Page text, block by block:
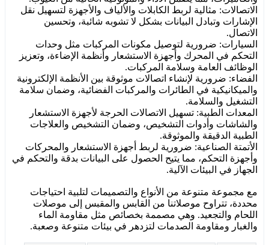
الاتصالات: مثالية لربط الكابلات والألياف والأجهزة لتسهيل نقل
الإشارات وتبادل البيانات بشكل لا تشوبه شائبة، وتحسين
الاتصال.
السيارات: ضرورية لتوصيل مكونات المركبات مثل وحدات
التحكم في المحرك وأجهزة الاستشعار وأنظمة الإضاءة، وتعزيز
الوظائف العامة وسلامة المركبات.
الفضاء: ضرورية لإنشاء اتصالات موثوقة بين الأنظمة الإلكترونية
والميكانيكية في الطائرات والمركبات الفضائية، وضمان سلامة
التشغيل والسلامة.
المعدات الطبية: تسهيل الاتصالات الحرجة لأجهزة الاستشعار
والشاشات وأدوات التشخيص، وضمان التشخيص والعلاجات
الطبية الدقيقة والموثوقة.
الأتمتة الصناعية: ضرورية لربط أجهزة الاستشعار والمحركات
وأجهزة التحكم، مما يتيح الحصول على البيانات بدقة والتحكم في
الجهاز في البيئات الآلية.
مع مجموعة متنوعة من الأنواع والتصميمات لتلبية احتياجات
محددة، تتراوح موصلاتنا من القابس والمقبس إلى موصلات
اللحام والتجعيد. وهي مصممة بخصائص مثل مقاومة الماء
والغبار ومقاومة الصدمات لتزدهر في بيئات متنوعة وصعبة.